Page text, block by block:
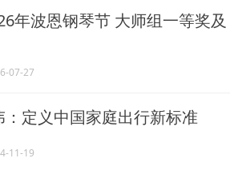
年波恩钢琴节 大师组一等奖及
07-27
：定义中国家庭出行新标准
11-19